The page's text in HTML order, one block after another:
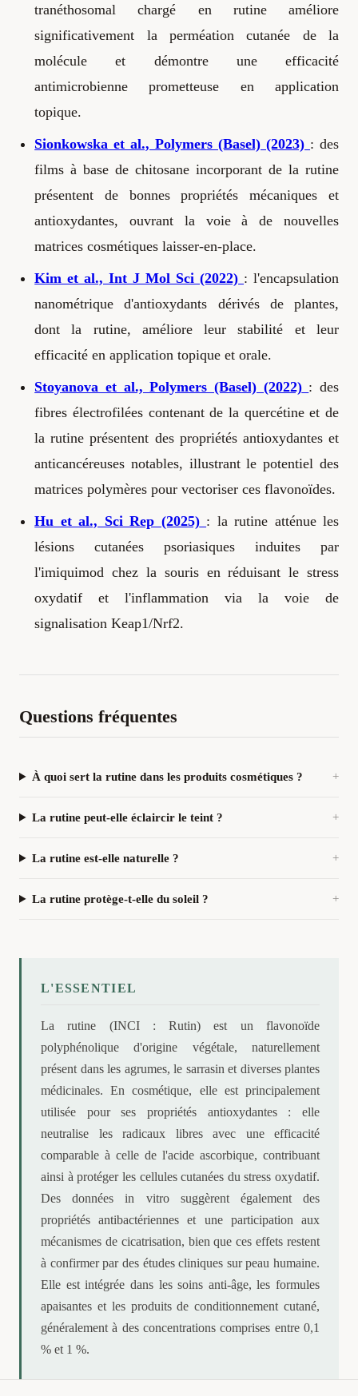
tranéthosomal chargé en rutine améliore
significativement la perméation cutanée de la
molécule et démontre une efficacité
antimicrobienne prometteuse en application
topique.
Sionkowska et al., Polymers (Basel) (2023) : des
films à base de chitosane incorporant de la rutine
présentent de bonnes propriétés mécaniques et
antioxydantes, ouvrant la voie à de nouvelles
matrices cosmétiques laisser-en-place.
Kim et al., Int J Mol Sci (2022) : l'encapsulation
nanométrique d'antioxydants dérivés de plantes,
dont la rutine, améliore leur stabilité et leur
efficacité en application topique et orale.
Stoyanova et al., Polymers (Basel) (2022) : des
fibres électrofilées contenant de la quercétine et de
la rutine présentent des propriétés antioxydantes et
anticancéreuses notables, illustrant le potentiel des
matrices polymères pour vectoriser ces flavonoïdes.
Hu et al., Sci Rep (2025) : la rutine atténue les
lésions cutanées psoriasiques induites par
l'imiquimod chez la souris en réduisant le stress
oxydatif et l'inflammation via la voie de
signalisation Keap1/Nrf2.
Questions fréquentes
À quoi sert la rutine dans les produits cosmétiques ?
La rutine peut-elle éclaircir le teint ?
La rutine est-elle naturelle ?
La rutine protège-t-elle du soleil ?
L'ESSENTIEL
La rutine (INCI : Rutin) est un flavonoïde
polyphénolique d'origine végétale, naturellement
présent dans les agrumes, le sarrasin et diverses plantes
médicinales. En cosmétique, elle est principalement
utilisée pour ses propriétés antioxydantes : elle
neutralise les radicaux libres avec une efficacité
comparable à celle de l'acide ascorbique, contribuant
ainsi à protéger les cellules cutanées du stress oxydatif.
Des données in vitro suggèrent également des
propriétés antibactériennes et une participation aux
mécanismes de cicatrisation, bien que ces effets restent
à confirmer par des études cliniques sur peau humaine.
Elle est intégrée dans les soins anti-âge, les formules
apaisantes et les produits de conditionnement cutané,
généralement à des concentrations comprises entre 0,1
% et 1 %.